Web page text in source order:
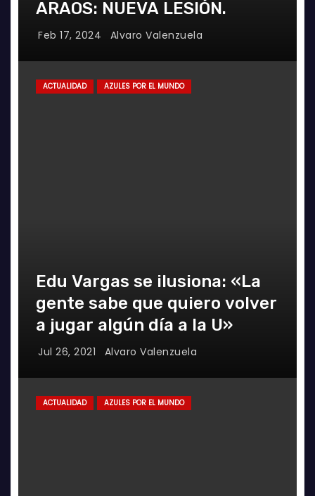
ARAOS: NUEVA LESIÓN.
Feb 17, 2024 Alvaro Valenzuela
ACTUALIDAD AZULES POR EL MUNDO
Edu Vargas se ilusiona: «La
gente sabe que quiero volver
a jugar algún día a la U»
Jul 26, 2021 Alvaro Valenzuela
ACTUALIDAD AZULES POR EL MUNDO